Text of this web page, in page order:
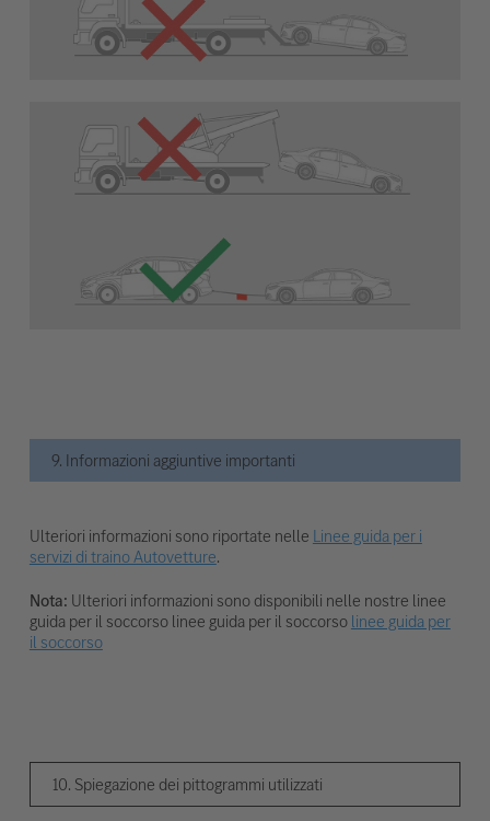
9. Informazioni aggiuntive importanti
Ulteriori informazioni sono riportate nelle Linee guida per i
servizi di traino Autovetture.
Nota: Ulteriori informazioni sono disponibili nelle nostre linee
guida per il soccorso linee guida per il soccorsolinee guida per
il soccorso
10. Spiegazione dei pittogrammi utilizzati